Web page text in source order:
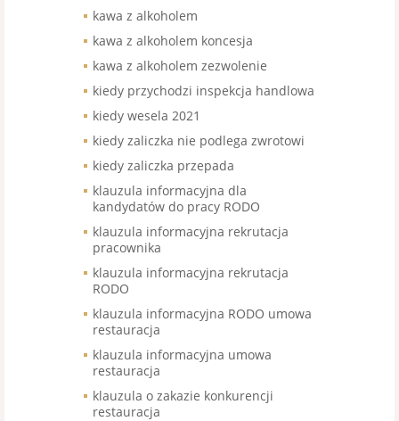
kawa z alkoholem
kawa z alkoholem koncesja
kawa z alkoholem zezwolenie
kiedy przychodzi inspekcja handlowa
kiedy wesela 2021
kiedy zaliczka nie podlega zwrotowi
kiedy zaliczka przepada
klauzula informacyjna dla
kandydatów do pracy RODO
klauzula informacyjna rekrutacja
pracownika
klauzula informacyjna rekrutacja
RODO
klauzula informacyjna RODO umowa
restauracja
klauzula informacyjna umowa
restauracja
klauzula o zakazie konkurencji
restauracja